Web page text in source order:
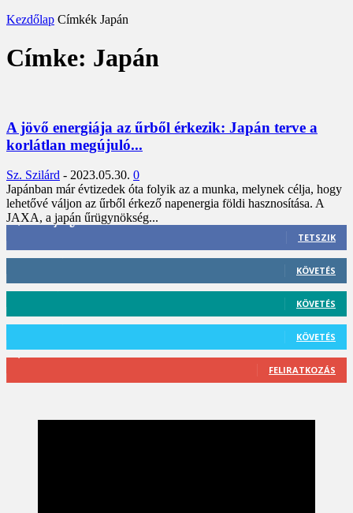
Kezdőlap Címkék Japán
Címke: Japán
A jövő energiája az űrből érkezik: Japán terve a
korlátlan megújuló...
Sz. Szilárd - 2023.05.30. 0
Japánban már évtizedek óta folyik az a munka, melynek célja, hogy
lehetővé váljon az űrből érkező napenergia földi hasznosítása. A
JAXA, a japán űrügynökség...
3,452
Rajongók
TETSZIK
KÖVETÉS
KÖVETÉS
KÖVETÉS
FELIRATKOZÁS